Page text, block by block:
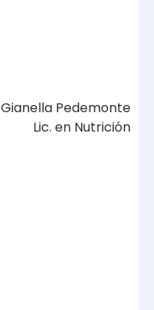
Gianella Pedemonte
Lic. en Nutrición